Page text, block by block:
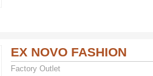
EX NOVO FASHION
Factory Outlet